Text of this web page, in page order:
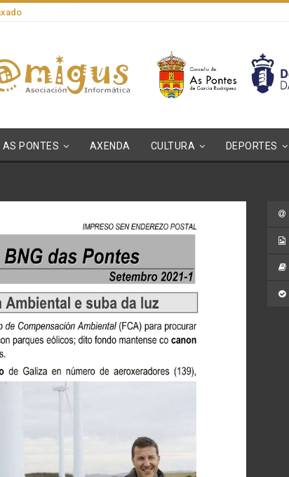
AS PONTES AXENDA CULTURA DEPORTES